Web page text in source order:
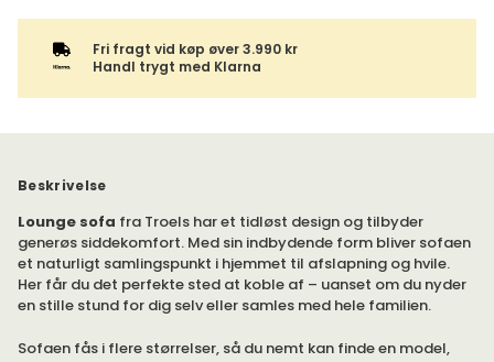
Fri fragt vid køp øver 3.990 kr
Handl trygt med Klarna
Beskrivelse
Lounge sofa fra Troels har et tidløst design og tilbyder
generøs siddekomfort. Med sin indbydende form bliver sofaen
et naturligt samlingspunkt i hjemmet til afslapning og hvile.
Her får du det perfekte sted at koble af – uanset om du nyder
en stille stund for dig selv eller samles med hele familien.
Sofaen fås i flere størrelser, så du nemt kan finde en model,